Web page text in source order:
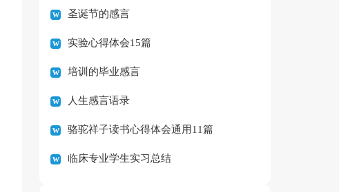
圣诞节的感言
实验心得体会15篇
培训的毕业感言
人生感言语录
骆驼祥子读书心得体会通用11篇
临床专业学生实习总结